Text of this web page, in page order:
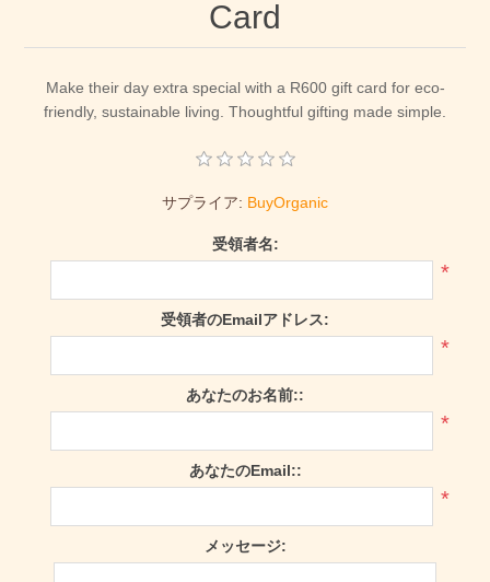
Card
Make their day extra special with a R600 gift card for eco-
friendly, sustainable living. Thoughtful gifting made simple.
サプライア: BuyOrganic
受領者名:
*
受領者のEmailアドレス:
*
あなたのお名前::
*
あなたのEmail::
*
メッセージ: